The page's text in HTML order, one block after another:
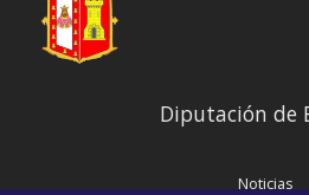
Diputación de
Noticias